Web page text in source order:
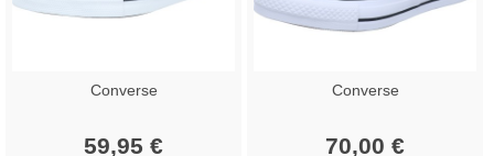
Converse
59,95 €
Converse
70,00 €